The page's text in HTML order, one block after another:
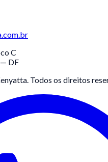
C
DF
. Todos os direitos